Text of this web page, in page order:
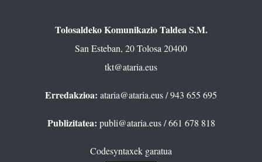
Tolosaldeko Komunikazio Taldea S.M.
San Esteban, 20 Tolosa 20400
tkt@ataria.eus
Erredakzioa: ataria@ataria.eus/ 943 655 695
Publizitatea: publi@ataria.eus/ 661 678 818
Codesyntaxek garatua